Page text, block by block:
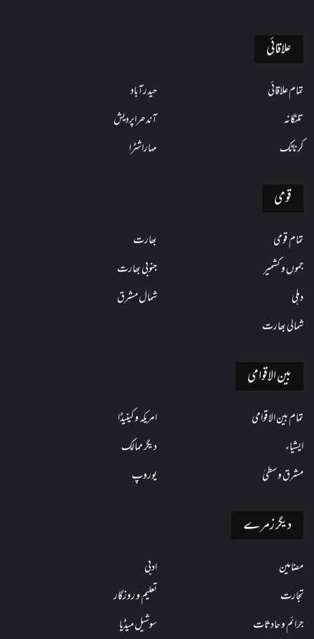
علاقائی
تمام علاقائی
حیدرآباد
تلنگانہ
آندھراپردیش
کرناٹک
مہاراشٹرا
قومی
تمام قومی
بھارت
جموں و کشمیر
جنوبی بھارت
دہلی
شمال مشرق
شمالی بھارت
بین الاقوامی
تمام بین الاقوامی
امریکہ و کینیڈا
ایشیاء
دیگر ممالک
مشرق وسطیٰ
یوروپ
دیگر زمرے
مضامین
ادبی
تجارت
تعلیم و روزگار
جرائم و حادثات
سوشیل میڈیا